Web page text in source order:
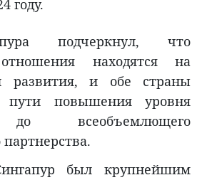
году.
подчеркнул, что
находятся на
развития, и обе страны
повышения уровня
всеобъемлющего
партнерства.
был крупнейшим